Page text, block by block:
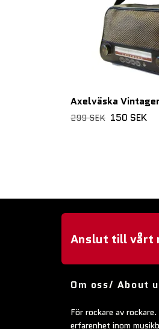
Axelväska
299 SEK 150 SEK
Anslut till vårt
Om oss/ About
För rockare av
erfarenhet inom